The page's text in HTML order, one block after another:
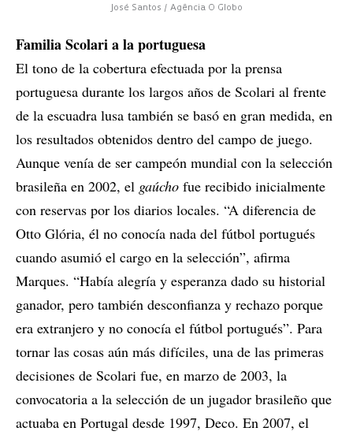
José Santos / Agência O Globo
Familia Scolari a la portuguesa
El tono de la cobertura efectuada por la prensa
portuguesa durante los largos años de Scolari al frente
de la escuadra lusa también se basó en gran medida, en
los resultados obtenidos dentro del campo de juego.
Aunque venía de ser campeón mundial con la selección
brasileña en 2002, el gaúcho fue recibido inicialmente
con reservas por los diarios locales. “A diferencia de
Otto Glória, él no conocía nada del fútbol portugués
cuando asumió el cargo en la selección”, afirma
Marques. “Había alegría y esperanza dado su historial
ganador, pero también desconfianza y rechazo porque
era extranjero y no conocía el fútbol portugués”. Para
tornar las cosas aún más difíciles, una de las primeras
decisiones de Scolari fue, en marzo de 2003, la
convocatoria a la selección de un jugador brasileño que
actuaba en Portugal desde 1997, Deco. En 2007, el